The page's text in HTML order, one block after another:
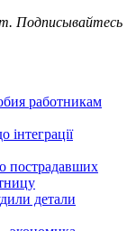
Подписывайтесь
работникам
пострадавших
детали